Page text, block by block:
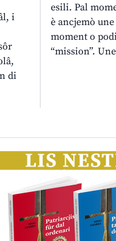
i
di
esili. Pal
è ancjemò
moment o
“mission”.